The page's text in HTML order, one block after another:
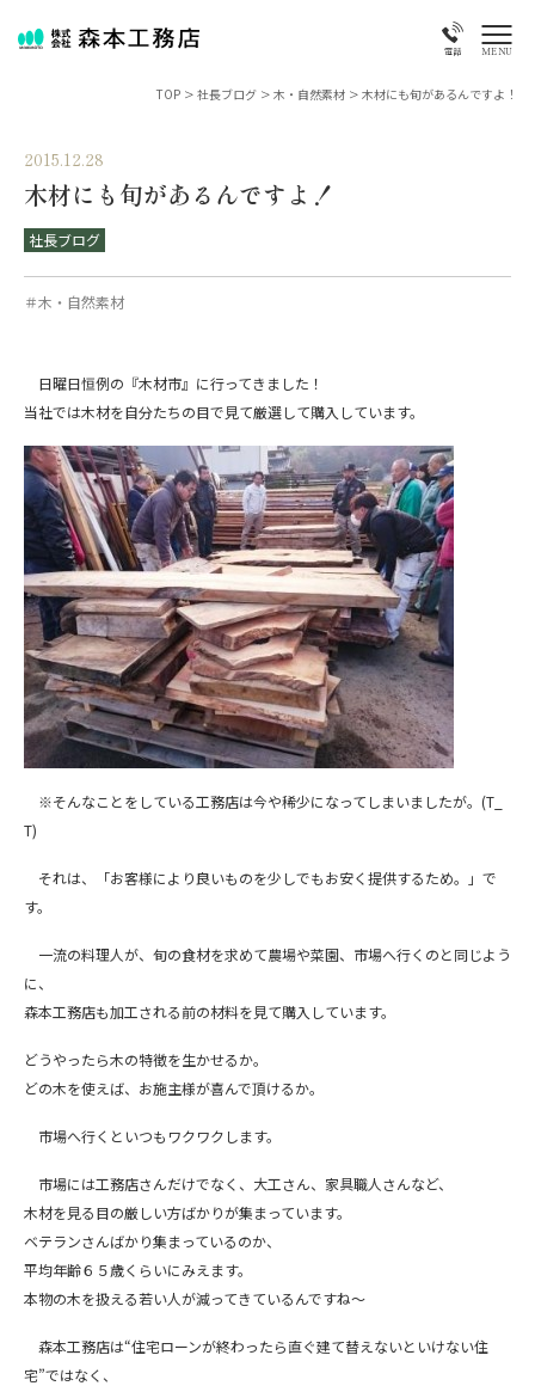
電話 MENU
TOP > 社長ブログ > 木・自然素材 > 木材にも旬があるんですよ！
2015.12.28
木材にも旬があるんですよ！
社長ブログ
＃木・自然素材
日曜日恒例の『木材市』に行ってきました！
当社では木材を自分たちの目で見て厳選して購入しています。
※そんなことをしている工務店は今や稀少になってしまいましたが。(T_
T)
それは、「お客様により良いものを少しでもお安く提供するため。」で
す。
一流の料理人が、旬の食材を求めて農場や菜園、市場へ行くのと同じよう
に、
森本工務店も加工される前の材料を見て購入しています。
どうやったら木の特徴を生かせるか。
どの木を使えば、お施主様が喜んで頂けるか。
市場へ行くといつもワクワクします。
市場には工務店さんだけでなく、大工さん、家具職人さんなど、
木材を見る目の厳しい方ばかりが集まっています。
ベテランさんばかり集まっているのか、
平均年齢６５歳くらいにみえます。
本物の木を扱える若い人が減ってきているんですね～
森本工務店は“住宅ローンが終わったら直ぐ建て替えないといけない住
宅”ではなく、